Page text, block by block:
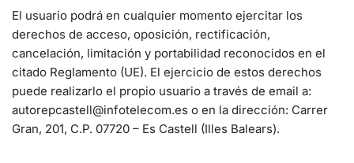
El usuario podrá en cualquier momento ejercitar los
derechos de acceso, oposición, rectificación,
cancelación, limitación y portabilidad reconocidos en el
citado Reglamento (UE). El ejercicio de estos derechos
puede realizarlo el propio usuario a través de email a:
autorepcastell@infotelecom.es o en la dirección: Carrer
Gran, 201, C.P. 07720 – Es Castell (Illes Balears).